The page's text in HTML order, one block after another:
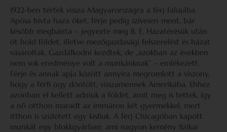
1922-ben tértek vissza Magyarországra a férj falujába.
Apósa hívta haza őket, férje pedig szívesen ment, bár
később megbánta – jegyezte meg B. E. Hazatérésük után
öt hold földet, illetve mezőgazdasági felszerelést és házat
vásároltak. Gazdálkodni kezdtek, de „azokban az években
nem sok eredménye volt a munkánknak” – emlékezett.
Férje és annak apja között annyira megromlott a viszony,
hogy a férfi úgy döntött, visszamennek Amerikába. Ehhez
azonban el kellett adniuk a földet, amit meg is tettek, így
a nő otthon maradt az immáron két gyermekkel, mert
itthon is született egy kisfiuk. A férj Chicagóban kapott
munkát egy blokkgyárban, ami nagyon kemény fizikai